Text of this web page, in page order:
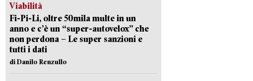
Viabilità
Fi-Pi-Li, oltre 50mila multe in un
anno e c’è un “super-autovelox” che
non perdona – Le super sanzioni e
tutti i dati
di Danilo Renzullo